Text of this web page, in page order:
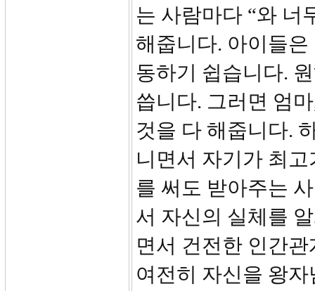
는 사람마다 “와 너
해줍니다. 아이들
동하기 쉽습니다.
씁니다. 그러면 엄
것을 다 해줍니다.
니면서 자기가 최
를 써도 받아주는
서 자신의 실체를
면서 건전한 인간
여전히 자신을 왕